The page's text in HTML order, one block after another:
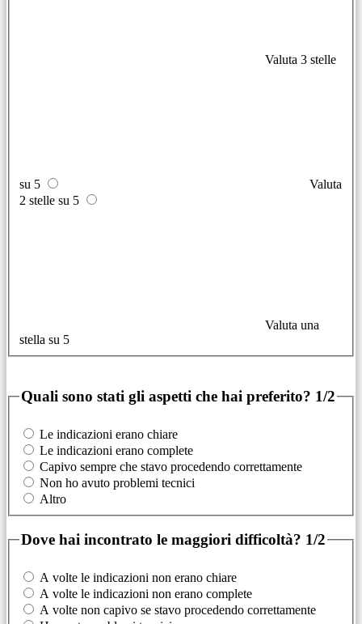
Valuta 3 stelle
su 5
Valuta
2 stelle su 5
Valuta una
stella su 5
Quali sono stati gli aspetti che hai preferito? 1/2
Le indicazioni erano chiare
Le indicazioni erano complete
Capivo sempre che stavo procedendo correttamente
Non ho avuto problemi tecnici
Altro
Dove hai incontrato le maggiori difficoltà? 1/2
A volte le indicazioni non erano chiare
A volte le indicazioni non erano complete
A volte non capivo se stavo procedendo correttamente